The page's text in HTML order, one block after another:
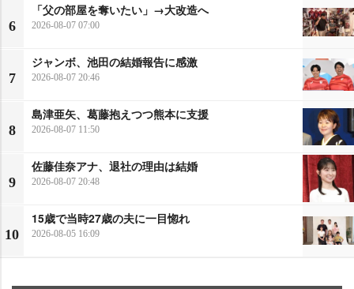
6
「父の部屋を奪いたい」→大改造へ
2026-08-07 07:00
7
ジャンボ、池田の結婚報告に感激
2026-08-07 20:46
8
島津亜矢、葛藤抱えつつ熊本に支援
2026-08-07 11:50
9
佐藤佳奈アナ、退社の理由は結婚
2026-08-07 20:48
10
15歳で当時27歳の夫に一目惚れ
2026-08-05 16:09